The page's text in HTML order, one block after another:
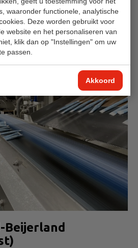
waaronder functionele, analytische
Deze worden gebruikt voor
website en het personaliseren van
klik dan op "Instellingen" om uw
passen.
Akkoord